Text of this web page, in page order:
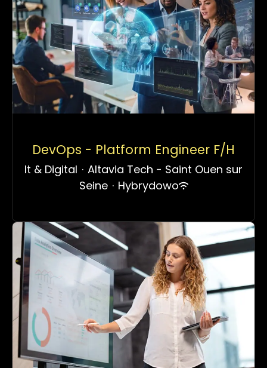
DevOps - Platform Engineer F/H
It & Digital · Altavia Tech - Saint Ouen sur
Seine · Hybrydowo